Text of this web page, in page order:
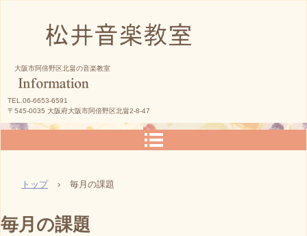
松井音楽教室
大阪市阿倍野区北畠の音楽教室
TEL.06-6653-6591
〒545-0035 大阪府大阪市阿倍野区北畠2-8-47
トップ › 毎月の課題
毎月の課題